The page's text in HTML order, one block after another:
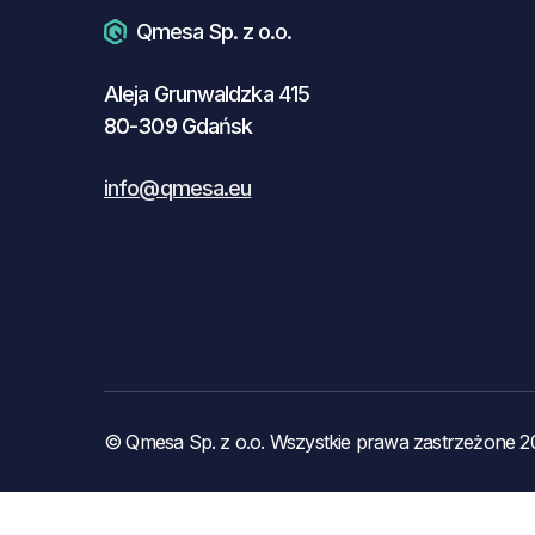
Qmesa Sp. z o.o.
Aleja Grunwaldzka 415
80-309 Gdańsk
info@qmesa.eu
© Qmesa Sp. z o.o. Wszystkie prawa zastrzeżone